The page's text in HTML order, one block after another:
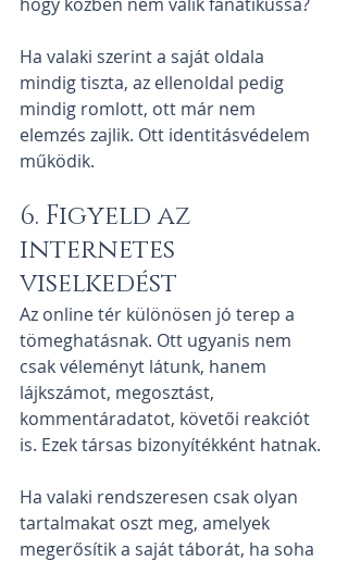
Ha valaki szerint a saját oldala
mindig tiszta, az ellenoldal pedig
mindig romlott, ott már nem
elemzés zajlik. Ott identitásvédelem
működik.
6. Figyeld az
internetes
viselkedést
Az online tér különösen jó terep a
tömeghatásnak. Ott ugyanis nem
csak véleményt látunk, hanem
lájkszámot, megosztást,
kommentáradatot, követői reakciót
is. Ezek társas bizonyítékként hatnak.
Ha valaki rendszeresen csak olyan
tartalmakat oszt meg, amelyek
megerősítik a saját táborát, ha soha